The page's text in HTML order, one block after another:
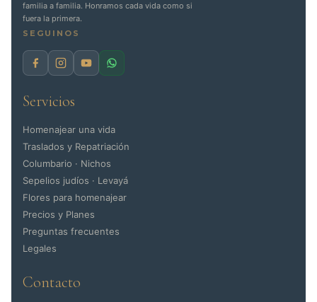
familia a familia. Honramos cada vida como si
fuera la primera.
SEGUINOS
Servicios
Homenajear una vida
Traslados y Repatriación
Columbario · Nichos
Sepelios judíos · Levayá
Flores para homenajear
Precios y Planes
Preguntas frecuentes
Legales
Contacto